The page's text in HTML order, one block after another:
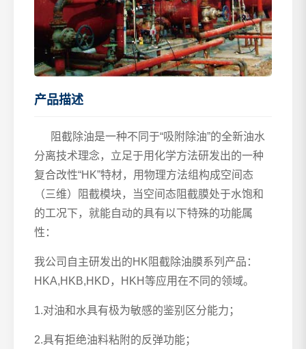
产品描述
阻截除油是一种不同于“吸附除油”的全新油水
分离技术理念，立足于用化学方法研发出的一种
复合改性“HK”特材，用物理方法组构成空间态
（三维）阻截模块，当空间态阻截膜处于水饱和
的工况下，就能自动的具有以下特殊的功能属
性：
我公司自主研发出的HK阻截除油膜系列产品：
HKA,HKB,HKD，HKH等应用在不同的领域。
1.对油和水具有极为敏感的鉴别区分能力；
2.具有拒绝油料粘附的反弹功能；